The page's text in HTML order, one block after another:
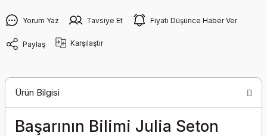
Yorum Yaz Tavsiye Et Fiyatı Düşünce Haber Ver
Paylaş Karşılaştır
Ürün Bilgisi
Başarının Bilimi Julia Seton